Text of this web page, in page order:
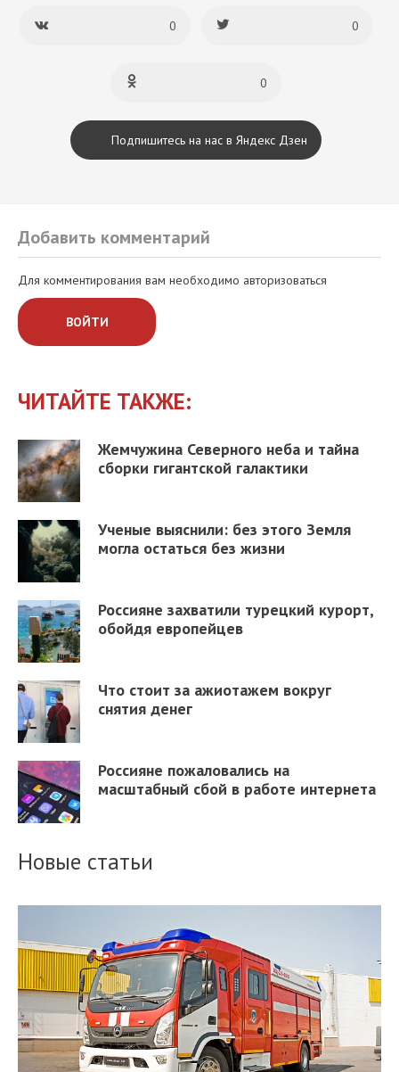
0 0
0
Подпишитесь на нас в Яндекс Дзен
Добавить комментарий
Для комментирования вам необходимо авторизоваться
ВОЙТИ
ЧИТАЙТЕ ТАКЖЕ:
Жемчужина Северного неба и тайна
сборки гигантской галактики
Ученые выяснили: без этого Земля
могла остаться без жизни
Россияне захватили турецкий курорт,
обойдя европейцев
Что стоит за ажиотажем вокруг
снятия денег
Россияне пожаловались на
масштабный сбой в работе интернета
Новые статьи